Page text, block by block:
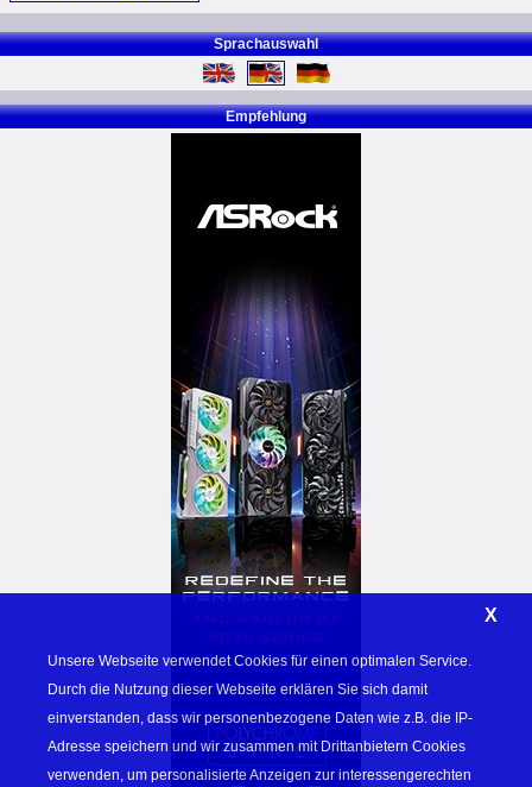
Sprachauswahl
Empfehlung
Unsere Webseite verwendet Cookies für einen optimalen Service.
Durch die Nutzung dieser Webseite erklären Sie sich damit
einverstanden, dass wir personenbezogene Daten wie z.B. die IP-
Adresse speichern und wir zusammen mit Drittanbietern Cookies
verwenden, um personalisierte Anzeigen zur interessengerechten
X